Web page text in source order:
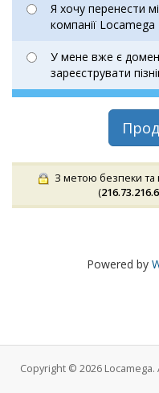
Я хочу перенести
компанії Locamega
У мене вже є
зареєструвати
З метою безпеки та
(
Powered by
Copyright © 2026 Locamega.